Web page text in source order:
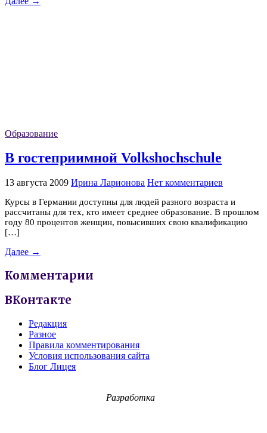
Образование
В гостеприимной Volkshochschule
13 августа 2009 Ирина Ларионова Нет комментариев
Курсы в Германии доступны для людей разного возраста и
рассчитаны для тех, кто имеет среднее образование. В прошлом
году 80 процентов женщин, повысивших свою квалификацию
[…]
Далее →
Комментарии
ВКонтакте
Редакция
Разное
Правила комментирования
Условия использования сайта
Блог Лицея
Разработка